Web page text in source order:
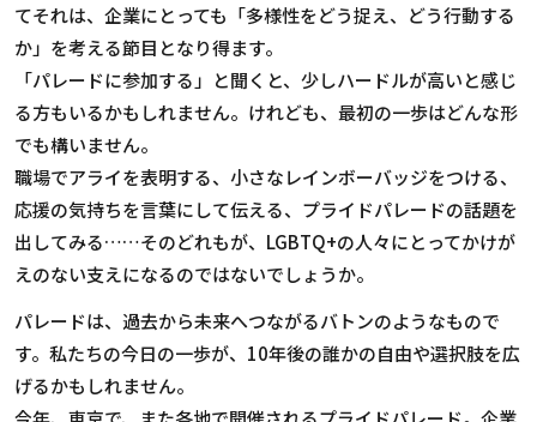
てそれは、企業にとっても「多様性をどう捉え、どう行動する
か」を考える節目となり得ます。
「パレードに参加する」と聞くと、少しハードルが高いと感じ
る方もいるかもしれません。けれども、最初の一歩はどんな形
でも構いません。
職場でアライを表明する、小さなレインボーバッジをつける、
応援の気持ちを言葉にして伝える、プライドパレードの話題を
出してみる……そのどれもが、LGBTQ+の人々にとってかけが
えのない支えになるのではないでしょうか。
パレードは、過去から未来へつながるバトンのようなもので
す。私たちの今日の一歩が、10年後の誰かの自由や選択肢を広
げるかもしれません。